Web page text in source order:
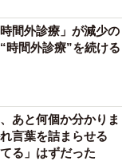
間外診療」が減少の
間外診療”を続ける
あと何個か分かりま
言葉を詰まらせる
る」はずだった